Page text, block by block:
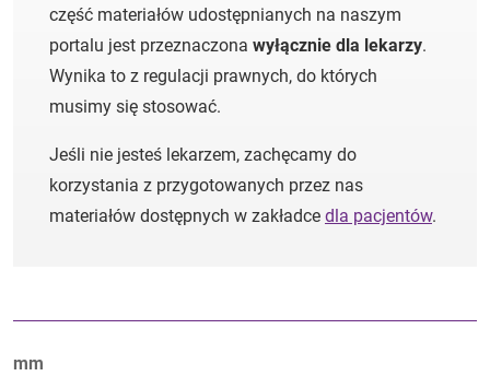
część materiałów udostępnianych na naszym
portalu jest przeznaczona wyłącznie dla lekarzy.
Wynika to z regulacji prawnych, do których
musimy się stosować.
Jeśli nie jesteś lekarzem, zachęcamy do
korzystania z przygotowanych przez nas
materiałów dostępnych w zakładce dla pacjentów.
Autorzy:
mm